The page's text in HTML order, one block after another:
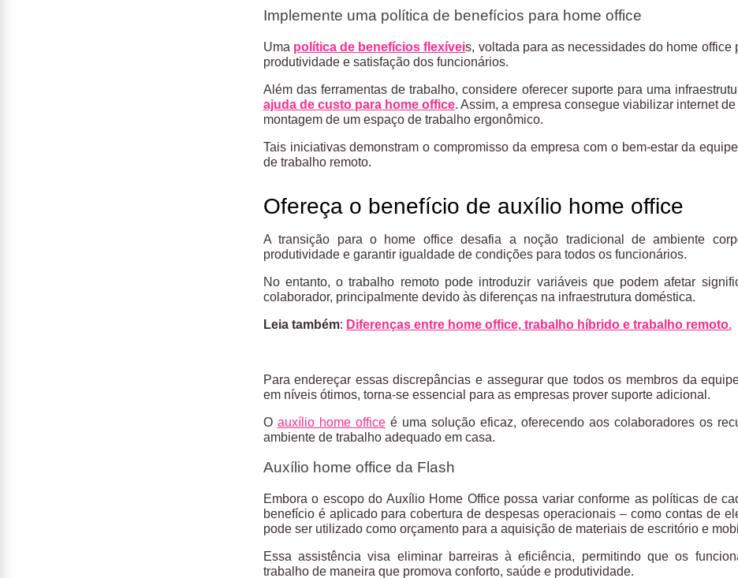
Implemente uma política de benefícios para home office
Uma política de benefícios flexíveis, voltada para as necessidades do home
produtividade e satisfação dos funcionários.
Além das ferramentas de trabalho, considere oferecer suporte para uma
ajuda de custo para home office. Assim, a empresa consegue viabilizar internet
montagem de um espaço de trabalho ergonômico.
Tais iniciativas demonstram o compromisso da empresa com o bem-estar da
de trabalho remoto.
Ofereça o benefício de auxílio home office
A transição para o home office desafia a noção tradicional de ambiente
produtividade e garantir igualdade de condições para todos os funcionários.
No entanto, o trabalho remoto pode introduzir variáveis que podem afetar
colaborador, principalmente devido às diferenças na infraestrutura doméstica.
Leia também: Diferenças entre home office, trabalho híbrido e trabalho remoto.
Para endereçar essas discrepâncias e assegurar que todos os membros da
em níveis ótimos, torna-se essencial para as empresas prover suporte adicional.
O auxílio home officeé uma solução eficaz, oferecendo aos colaboradores os
ambiente de trabalho adequado em casa.
Auxílio home office da Flash
Embora o escopo do Auxílio Home Office possa variar conforme as políticas de
benefício é aplicado para cobertura de despesas operacionais – como contas de
pode ser utilizado como orçamento para a aquisição de materiais de escritório e
Essa assistência visa eliminar barreiras à eficiência, permitindo que os
trabalho de maneira que promova conforto, saúde e produtividade.